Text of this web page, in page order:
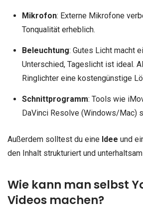
Mikrofon: Externe Mikrofone
Tonqualität erheblich.
Beleuchtung: Gutes Licht macht
Unterschied, Tageslicht ist ideal.
Ringlichter eine kostengünstige
Schnittprogramm: Tools wie
DaVinci Resolve (Windows/Mac)
Außerdem solltest du eine Idee und
den Inhalt strukturiert und
Wie kann man selbst
Videos machen?